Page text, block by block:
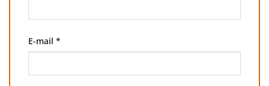
E-mail *